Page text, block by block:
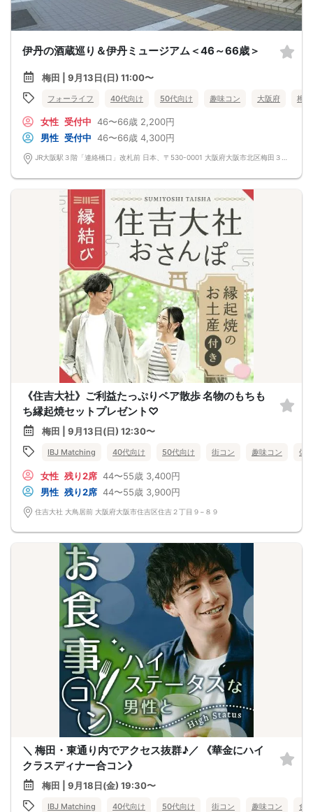
伊丹の酒蔵巡り＆伊丹ミュージアム＜46～66歳＞
梅田 | 9月13日(日) 11:00〜
フォーライフ 40代向け 50代向け 趣味コン 大阪府 梅田
女性 受付中 46〜66歳 2,200円
男性 受付中 46〜66歳 4,300円
JR大阪駅３階「連絡橋口」改札前 日本、〒530-0001 大阪府大阪市北区梅田３丁目１−１ 大阪駅
《住吉大社》ご利益たっぷりペア散歩 名物のもちも
ち縁起焼セットプレゼント♡
梅田 | 9月13日(日) 12:30〜
IBJ Matching 40代向け 50代向け 街コン 趣味コン 体
女性 残り2席 44〜55歳 3,400円
男性 残り2席 44〜55歳 3,900円
住吉大社 大鳥居前 大阪府大阪市住吉区住吉２丁目９−８９
＼ 梅田・東通り内でアクセス抜群♪／ 《華金にハイ
クラスディナー合コン》
梅田 | 9月18日(金) 19:30〜
IBJ Matching 40代向け 50代向け 街コン 趣味コン 食